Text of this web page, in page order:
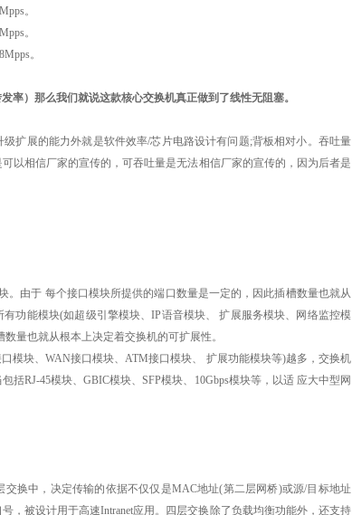
。
。
。
率）那么我们就说这款核心交换机真正做到了线性无阻塞。
扩展的能力外就是软件效率/芯片电路设计有问题;背板相对小。吞吐量
以相信厂家的宣传的，可吞吐量是无法相信厂家的宣传的，因为后者是
。由于 每个接口模块所提供的端口数量是一定的，因此插槽数量也就从
功能模块(如超级引擎模块、IP语音模块、 扩展服务模块、网络监控模
量也就从根本上决定着交换机的可扩展性。
模块、WAN接口模块、ATM接口模块、 扩展功能模块等)越多，交换机
括RJ-45模块、GBIC模块、SFP模块、10Gbps模块等，以适 应大中型网
换中，决定传输的依据不仅仅是MAC地址(第二层网桥)或源/目标地址
，被设计用于高速Intranet应用。四层交换除了负载均衡功能外，还支持